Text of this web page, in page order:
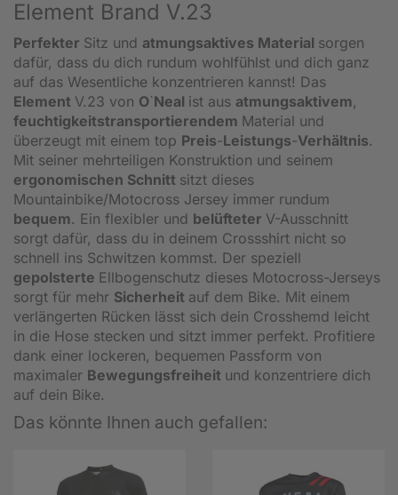
Element Brand V.23
Perfekter Sitz und atmungsaktives Material sorgen
dafür, dass du dich rundum wohlfühlst und dich ganz
auf das Wesentliche konzentrieren kannst! Das
Element V.23 von O`Neal ist aus atmungsaktivem,
feuchtigkeitstransportierendem Material und
überzeugt mit einem top Preis-Leistungs-Verhältnis.
Mit seiner mehrteiligen Konstruktion und seinem
ergonomischen Schnitt sitzt dieses
Mountainbike/Motocross Jersey immer rundum
bequem. Ein flexibler und belüfteter V-Ausschnitt
sorgt dafür, dass du in deinem Crossshirt nicht so
schnell ins Schwitzen kommst. Der speziell
gepolsterte Ellbogenschutz dieses Motocross-Jerseys
sorgt für mehr Sicherheit auf dem Bike. Mit einem
verlängerten Rücken lässt sich dein Crosshemd leicht
in die Hose stecken und sitzt immer perfekt. Profitiere
dank einer lockeren, bequemen Passform von
maximaler Bewegungsfreiheit und konzentriere dich
auf dein Bike.
Das könnte Ihnen auch gefallen: